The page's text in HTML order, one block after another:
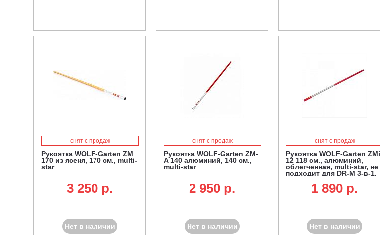
снят с продаж
Рукоятка WOLF-Garten ZM
170 из ясеня, 170 см., multi-
star
3 250 p.
Нет в наличии
снят с продаж
Рукоятка WOLF-Garten ZM-
A 140 алюминий, 140 см.,
multi-star
2 950 p.
Нет в наличии
снят с продаж
Рукоятка WOLF-Garten ZMi
12 118 см., алюминий,
облегченная, multi-star, не
подходит для DR-M 3-в-1,
очистки от снега
1 890 p.
Нет в наличии